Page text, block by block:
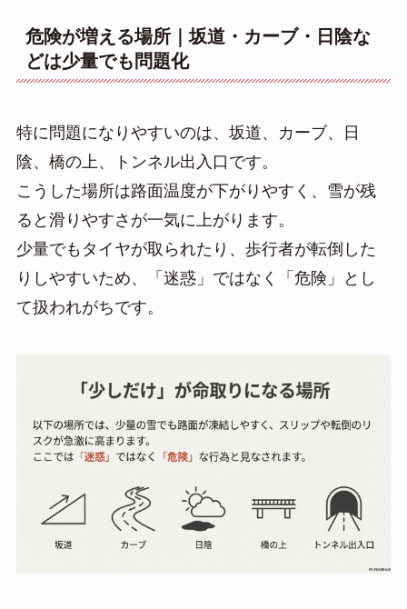
危険が増える場所｜坂道・カーブ・日陰な
どは少量でも問題化
特に問題になりやすいのは、坂道、カーブ、日
陰、橋の上、トンネル出入口です。
こうした場所は路面温度が下がりやすく、雪が残
ると滑りやすさが一気に上がります。
少量でもタイヤが取られたり、歩行者が転倒した
りしやすいため、「迷惑」ではなく「危険」とし
て扱われがちです。